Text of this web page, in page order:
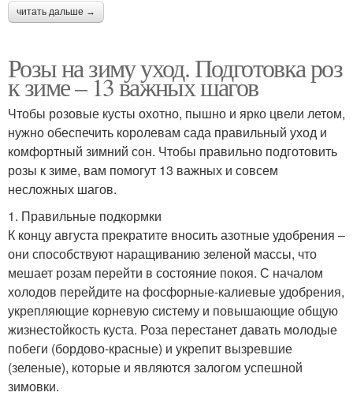
читать дальше →
Розы на зиму уход. Подготовка роз
к зиме – 13 важных шагов
Чтобы розовые кусты охотно, пышно и ярко цвели летом,
нужно обеспечить королевам сада правильный уход и
комфортный зимний сон. Чтобы правильно подготовить
розы к зиме, вам помогут 13 важных и совсем
несложных шагов.
1. Правильные подкормки
К концу августа прекратите вносить азотные удобрения –
они способствуют наращиванию зеленой массы, что
мешает розам перейти в состояние покоя. С началом
холодов перейдите на фосфорные-калиевые удобрения,
укрепляющие корневую систему и повышающие общую
жизнестойкость куста. Роза перестанет давать молодые
побеги (бордово-красные) и укрепит вызревшие
(зеленые), которые и являются залогом успешной
зимовки.